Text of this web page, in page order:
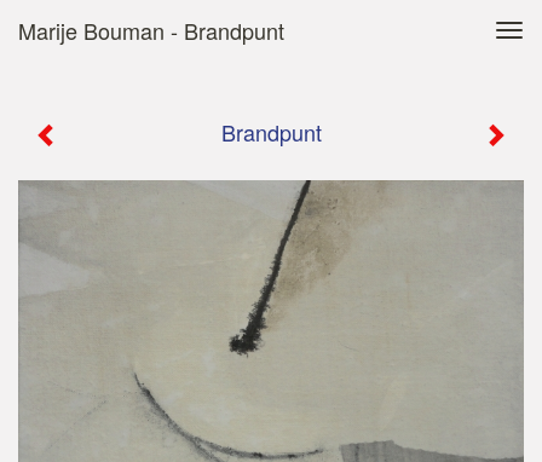
Marije Bouman - Brandpunt
Brandpunt